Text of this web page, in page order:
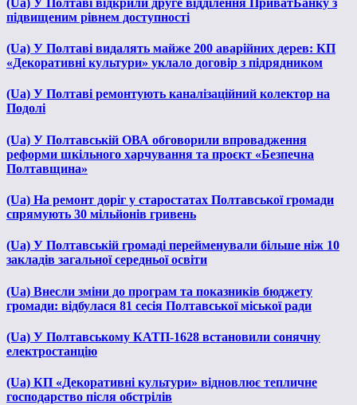
(Ua) У Полтаві відкрили друге відділення ПриватБанку з
підвищеним рівнем доступності
(Ua) У Полтаві видалять майже 200 аварійних дерев: КП
«Декоративні культури» уклало договір з підрядником
(Ua) У Полтаві ремонтують каналізаційний колектор на
Подолі
(Ua) У Полтавській ОВА обговорили впровадження
реформи шкільного харчування та проєкт «Безпечна
Полтавщина»
(Ua) На ремонт доріг у старостатах Полтавської громади
спрямують 30 мільйонів гривень
(Ua) У Полтавській громаді перейменували більше ніж 10
закладів загальної середньої освіти
(Ua) Внесли зміни до програм та показників бюджету
громади: відбулася 81 сесія Полтавської міської ради
(Ua) У Полтавському КАТП-1628 встановили сонячну
електростанцію
(Ua) КП «Декоративні культури» відновлює тепличне
господарство після обстрілів